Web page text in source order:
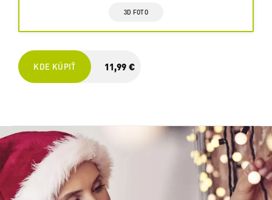
3D FOTO
KDE KÚPIŤ 11,99 €